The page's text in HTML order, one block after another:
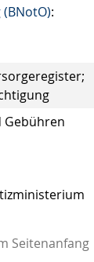
:
Gebühren
Seitenanfang